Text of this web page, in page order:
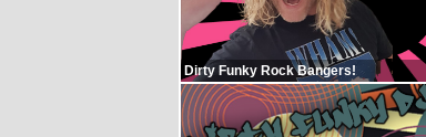
Dirty Funky Rock Bangers!